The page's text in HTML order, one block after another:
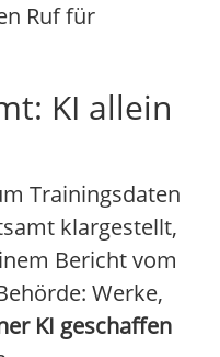
Ruf für
KI allein
Trainingsdaten
klargestellt,
Bericht vom
Werke,
KI geschaffen